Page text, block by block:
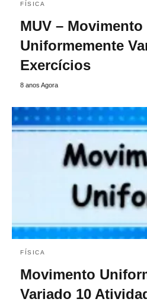
FÍSICA
MUV – Movimento
Uniformemente
Exercícios
8 anos Agora
FÍSICA
Movimento
Variado 10